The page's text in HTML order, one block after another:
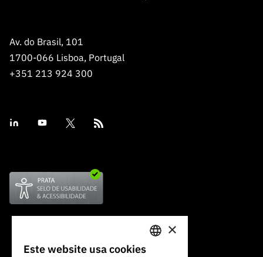
Av. do Brasil, 101
1700-066 Lisboa, Portugal
+351 213 924 300
PORTUGUESE
×
Este website usa cookies